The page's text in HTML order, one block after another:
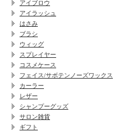
アイブロウ
アイラッシュ
はさみ
ブラシ
ウィッグ
スプレイヤー
コスメケース
フェイス/サボテンノーズワックス
カーラー
レザー
シャンプーグッズ
サロン雑貨
ギフト